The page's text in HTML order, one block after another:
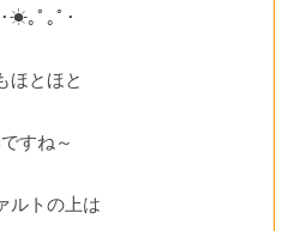
☀｡ﾟ｡ﾟ･
ほとほと
すね～
ルトの上は